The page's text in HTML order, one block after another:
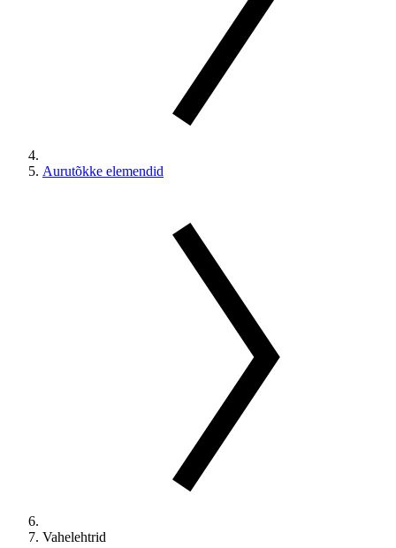
Aurutõkke elemendid
Vahelehtrid